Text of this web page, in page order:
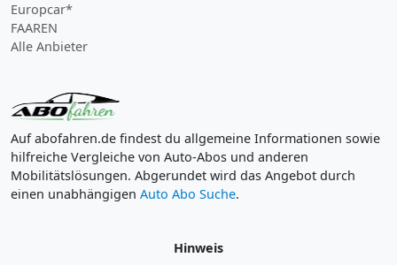
Europcar*
FAAREN
Alle Anbieter
Auf abofahren.de findest du allgemeine Informationen sowie
hilfreiche Vergleiche von Auto-Abos und anderen
Mobilitätslösungen. Abgerundet wird das Angebot durch
einen unabhängigen Auto Abo Suche.
Hinweis